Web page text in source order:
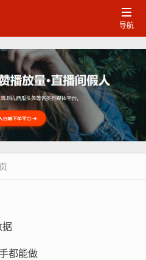

导航
据
都能做